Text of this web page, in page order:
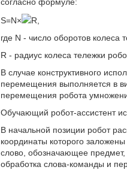
S=N×
R,
где N - число оборотов колеса
R - радиус колеса тележки
В случае конструктивного
перемещения выполняется в
перемещения робота
Обучающий робот-ассистент
В начальной позиции робот
координаты которого
слово, обозначающее предмет,
обработка слова-команды и